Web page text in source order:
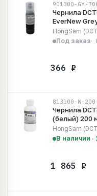
901300-GY-
Чернила
EverNew
HongSam
Под заказ
813100-W-200
Чернила
(белый) 200
HongSam
В наличии ·